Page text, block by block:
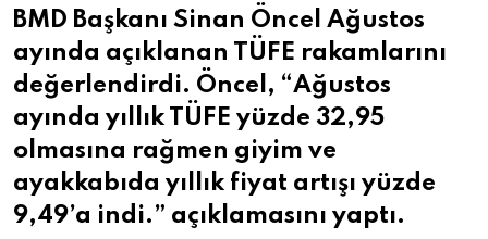
BMD Başkanı Sinan Öncel Ağustos
ayında açıklanan TÜFE rakamlarını
değerlendirdi. Öncel, “Ağustos
ayında yıllık TÜFE yüzde 32,95
olmasına rağmen giyim ve
ayakkabıda yıllık fiyat artışı yüzde
9,49’a indi.” açıklamasını yaptı.